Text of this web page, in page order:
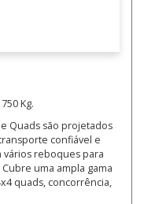
Kg.
Quads são projetados
confiável e
vários reboques para
uma ampla gama
quads, concorrência,